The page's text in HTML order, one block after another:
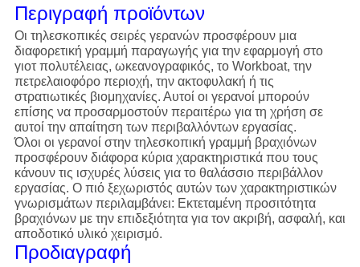
Περιγραφή προϊόντων
Οι τηλεσκοπικές σειρές γερανών προσφέρουν μια
διαφορετική γραμμή παραγωγής για την εφαρμογή στο
γιοτ πολυτέλειας, ωκεανογραφικός, το Workboat, την
πετρελαιοφόρο περιοχή, την ακτοφυλακή ή τις
στρατιωτικές βιομηχανίες. Αυτοί οι γερανοί μπορούν
επίσης να προσαρμοστούν περαιτέρω για τη χρήση σε
αυτοί την απαίτηση των περιβαλλόντων εργασίας.
Όλοι οι γερανοί στην τηλεσκοπική γραμμή βραχιόνων
προσφέρουν διάφορα κύρια χαρακτηριστικά που τους
κάνουν τις ισχυρές λύσεις για το θαλάσσιο περιβάλλον
εργασίας. Ο πιό ξεχωριστός αυτών των χαρακτηριστικών
γνωρισμάτων περιλαμβάνει: Εκτεταμένη προσιτότητα
βραχιόνων με την επιδεξιότητα για τον ακριβή, ασφαλή, και
αποδοτικό υλικό χειρισμό.
Προδιαγραφή